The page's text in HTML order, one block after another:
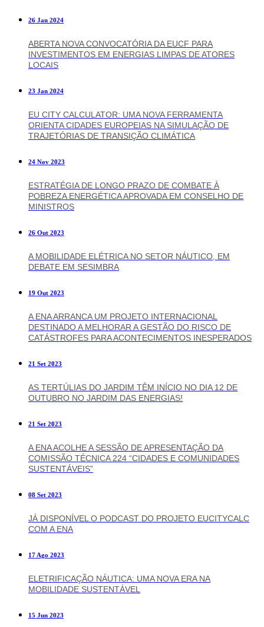
26 Jan 2024
ABERTA NOVA CONVOCATÓRIA DA EUCF PARA
INVESTIMENTOS EM ENERGIAS LIMPAS DE ATORES
LOCAIS
23 Jan 2024
EU CITY CALCULATOR: UMA NOVA FERRAMENTA
ORIENTA CIDADES EUROPEIAS NA SIMULAÇÃO DE
TRAJETÓRIAS DE TRANSIÇÃO CLIMÁTICA
24 Nov 2023
ESTRATÉGIA DE LONGO PRAZO DE COMBATE À
POBREZA ENERGÉTICA APROVADA EM CONSELHO DE
MINISTROS
26 Out 2023
A MOBILIDADE ELÉTRICA NO SETOR NÁUTICO, EM
DEBATE EM SESIMBRA
19 Out 2023
A ENA ARRANCA UM PROJETO INTERNACIONAL
DESTINADO A MELHORAR A GESTÃO DO RISCO DE
CATÁSTROFES PARA ACONTECIMENTOS INESPERADOS
21 Set 2023
AS TERTÚLIAS DO JARDIM TÊM INÍCIO NO DIA 12 DE
OUTUBRO NO JARDIM DAS ENERGIAS!
21 Set 2023
A ENA ACOLHE A SESSÃO DE APRESENTAÇÃO DA
COMISSÃO TÉCNICA 224 “CIDADES E COMUNIDADES
SUSTENTÁVEIS”
08 Set 2023
JÁ DISPONÍVEL O PODCAST DO PROJETO EUCITYCALC
COM A ENA
17 Ago 2023
ELETRIFICAÇÃO NÁUTICA: UMA NOVA ERA NA
MOBILIDADE SUSTENTÁVEL
15 Jun 2023